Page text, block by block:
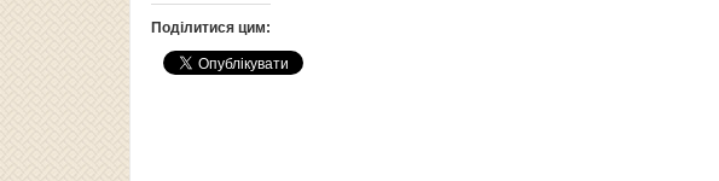
Поділитися цим: